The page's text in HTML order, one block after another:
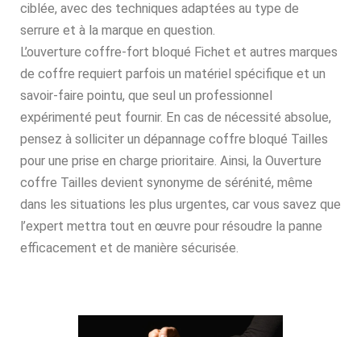
ciblée, avec des techniques adaptées au type de
serrure et à la marque en question.
L’ouverture coffre-fort bloqué Fichet et autres marques
de coffre requiert parfois un matériel spécifique et un
savoir-faire pointu, que seul un professionnel
expérimenté peut fournir. En cas de nécessité absolue,
pensez à solliciter un dépannage coffre bloqué Tailles
pour une prise en charge prioritaire. Ainsi, la Ouverture
coffre Tailles devient synonyme de sérénité, même
dans les situations les plus urgentes, car vous savez que
l’expert mettra tout en œuvre pour résoudre la panne
efficacement et de manière sécurisée.